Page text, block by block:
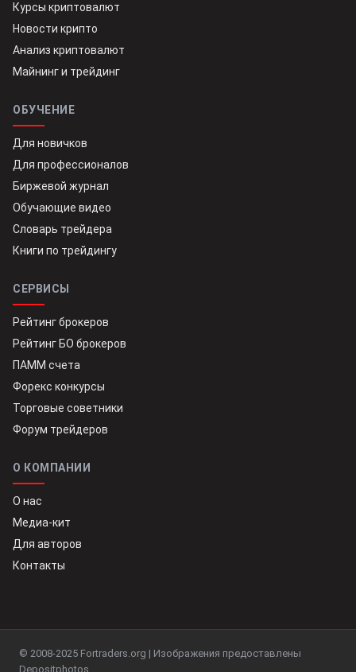
Курсы криптовалют
Новости крипто
Анализ криптовалют
Майнинг и трейдинг
ОБУЧЕНИЕ
Для новичков
Для профессионалов
Биржевой журнал
Обучающие видео
Словарь трейдера
Книги по трейдингу
СЕРВИСЫ
Рейтинг брокеров
Рейтинг БО брокеров
ПАММ счета
Форекс конкурсы
Торговые советники
Форум трейдеров
О КОМПАНИИ
О нас
Медиа-кит
Для авторов
Контакты
© 2008-2025 Fortraders.org | Изображения предоставлены
Depositphotos